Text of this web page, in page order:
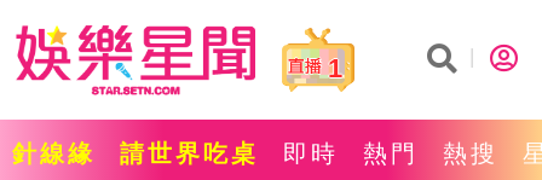
1
針線緣 請世界吃桌 即時 熱門 熱搜